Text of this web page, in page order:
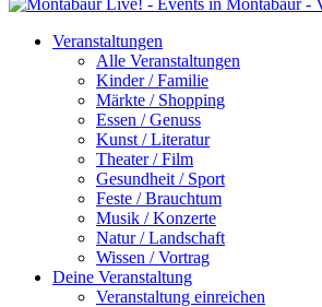
Veranstaltungen
Alle Veranstaltungen
Kinder / Familie
Märkte / Shopping
Essen / Genuss
Kunst / Literatur
Theater / Film
Gesundheit / Sport
Feste / Brauchtum
Musik / Konzerte
Natur / Landschaft
Wissen / Vortrag
Deine Veranstaltung
Veranstaltung einreichen